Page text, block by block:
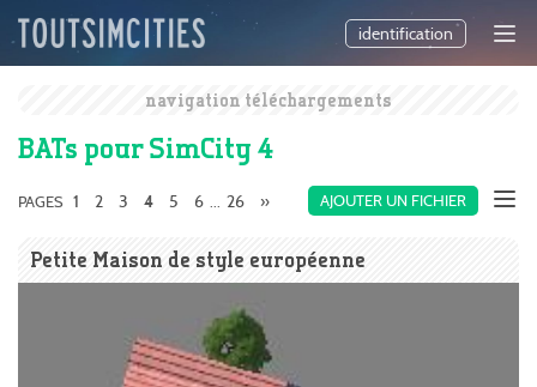
identification
navigation téléchargements
BATs pour SimCity 4
AJOUTER UN FICHIER
PAGES 1 2 3 4 5 6 ... 26 »
Petite Maison de style européenne